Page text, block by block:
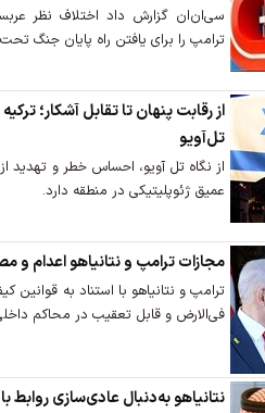
سی‌ان‌ان گزارش داد اختلاف نظر
ترامپ را برای یافتن راه پایان جنگ
از رقابت پنهان تا تقابل آشکار؛
تل‌آویو
از نگاه تل آویو، احساس خطر و تهدید
عمیق ژئوپلیتیکی در منطقه دارد.
مجازات ترامپ و نتانیاهو اعدام و
ترامپ و نتانیاهو با استناد به قوانین
فی‌الارض و قابل تعقیب در محاکم
نتانیاهو به‌دنبال عادی‌سازی روابط